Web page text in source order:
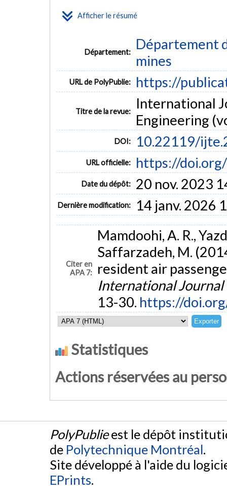
Afficher le résumé
of Tehran. Results show that the difference in the
Purpose” and “Marital Status”. Further model
Binary Logit Models
Département:
Département
mines
URL de PolyPublie: https://
Titre de la revue:
International
Engineering
DOI: 10.22119/
URL officielle: https://
Date du dépôt: 20 nov. 2023
Dernière modification: 14 janv. 2026
Citer en
APA 7:
Mamdoohi, A. R.,
Saffarzadeh, M.
resident air
International
13-30. https://
Statistiques
Actions réservées au
PolyPublieest le dépôt
de Polytechnique Montréal.
Site développé à l'aide du
EPrints.